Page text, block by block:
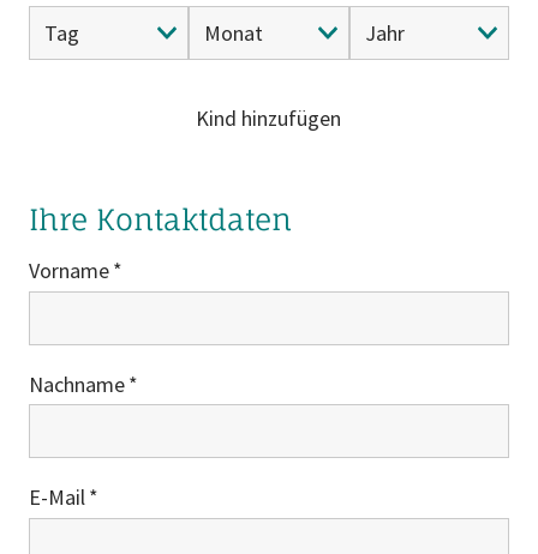
Kind hinzufügen
Ihre Kontaktdaten
Vorname
Nachname
E-Mail